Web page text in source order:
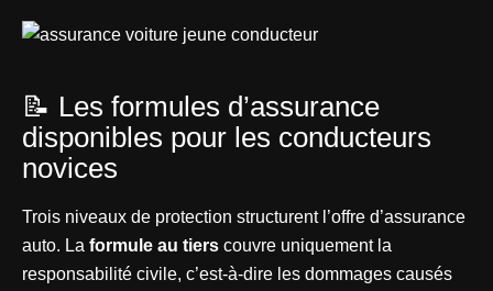
📝 Les formules d’assurance
disponibles pour les conducteurs
novices
Trois niveaux de protection structurent l’offre d’assurance
auto. La formule au tiers couvre uniquement la
responsabilité civile, c’est-à-dire les dommages causés